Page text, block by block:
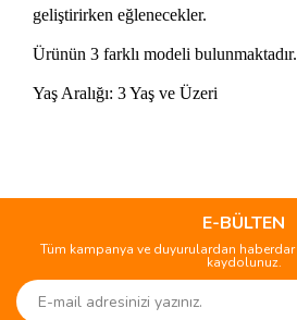
geliştirirken eğlenecekler.
Ürünün 3 farklı modeli bulunmaktadır.
Yaş Aralığı: 3 Yaş ve Üzeri
Yorum Yaz
kullanarak tarafımıza iletebilirsiniz.
Görüş ve önerileriniz için teşekkür ederiz.
Ürün açıklamasında eksik bilgiler
E-BÜLTEN
Tüm kampanya ve duyurulardan
kaydolunuz.